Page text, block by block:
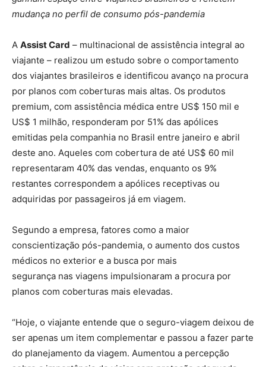
mudança no perfil de consumo pós-pandemia
A Assist Card – multinacional de assistência integral ao
viajante – realizou um estudo sobre o comportamento
dos viajantes brasileiros e identificou avanço na procura
por planos com coberturas mais altas. Os produtos
premium, com assistência médica entre US$ 150 mil e
US$ 1 milhão, responderam por 51% das apólices
emitidas pela companhia no Brasil entre janeiro e abril
deste ano. Aqueles com cobertura de até US$ 60 mil
representaram 40% das vendas, enquanto os 9%
restantes correspondem a apólices receptivas ou
adquiridas por passageiros já em viagem.
Segundo a empresa, fatores como a maior
conscientização pós-pandemia, o aumento dos custos
médicos no exterior e a busca por mais
segurança nas viagens impulsionaram a procura por
planos com coberturas mais elevadas.
“Hoje, o viajante entende que o seguro-viagem deixou de
ser apenas um item complementar e passou a fazer parte
do planejamento da viagem. Aumentou a percepção